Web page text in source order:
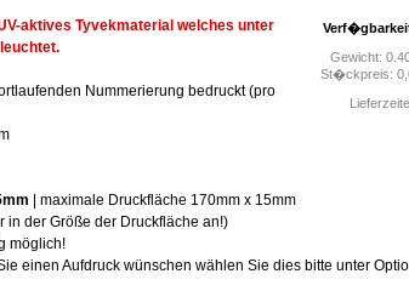
Gewicht:
St�ckpreis:
aktives Tyvekmaterial welches unter
Nummerierung bedruckt (pro
| maximale Druckfläche 170mm x 15mm
in der Größe der Druckfläche an!)
möglich!
einen Aufdruck wünschen wählen Sie dies bitte unter